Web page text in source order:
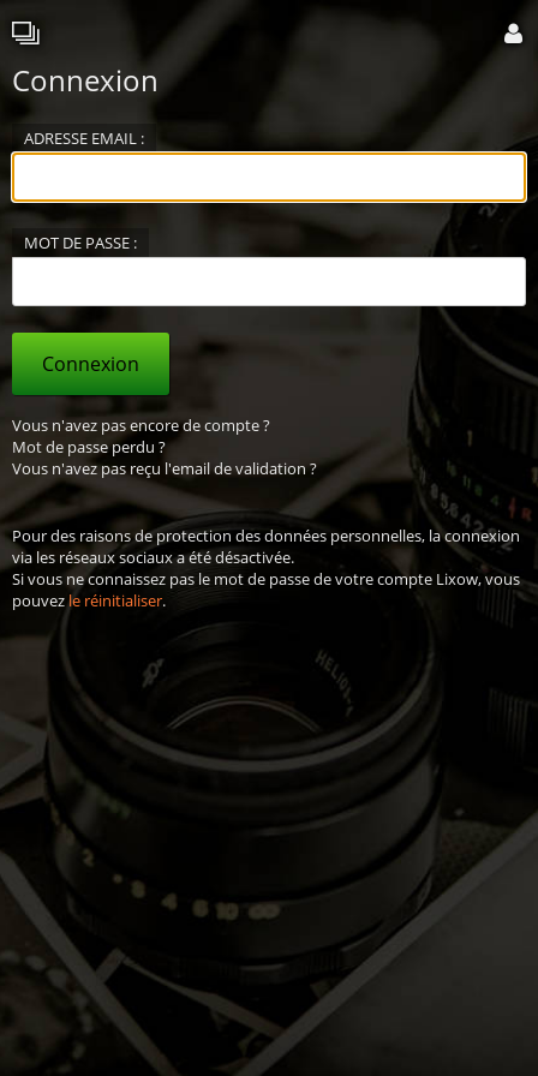
Connexion
ADRESSE EMAIL :
MOT DE PASSE :
Connexion
Vous n'avez pas encore de compte ?
Mot de passe perdu ?
Vous n'avez pas reçu l'email de validation ?
Pour des raisons de protection des données personnelles, la connexion
via les réseaux sociaux a été désactivée.
Si vous ne connaissez pas le mot de passe de votre compte Lixow, vous
pouvezle réinitialiser.